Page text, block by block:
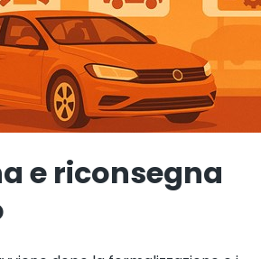
e riconsegna